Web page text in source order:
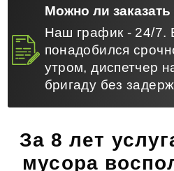
Можно ли
Наш график - 24/7.
понадобился
утром, диспетчер
бригаду без
За 8 лет
мусора